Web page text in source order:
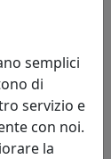
BI BIANCO
semplici
di
servizio e
con noi.
la